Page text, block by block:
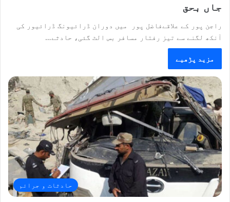
جاں بحق
راجن پور کے علاقےفاضل پور میں دوران ڈرائیونگ ڈرائیور کی
آنکھ لگنے سے تیز رفتار مسافر بس الٹ گئی، حادثے…
مزید پڑھیے
حادثات و جرائم